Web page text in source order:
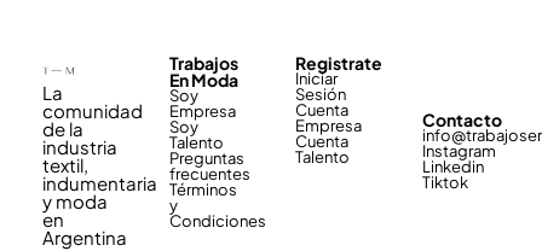
La
comunidad
de la
industria
textil,
indumentaria
y moda
en
Argentina
Trabajos
En Moda
Soy
Empresa
Soy
Talento
Preguntas
frecuentes
Términos
y
Condiciones
Registrate
Iniciar
Sesión
Cuenta
Empresa
Cuenta
Talento
Contacto
Instagram
Linkedin
Tiktok